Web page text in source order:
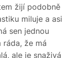
žijí podobně
miluje a asi
sen jednou
že má
ale je snaživá